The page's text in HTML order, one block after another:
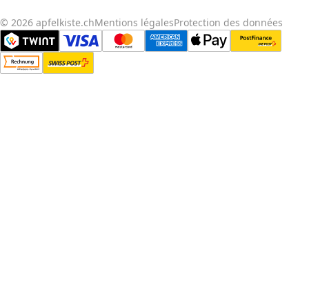
© 2026 apfelkiste.chMentions légalesProtection des données